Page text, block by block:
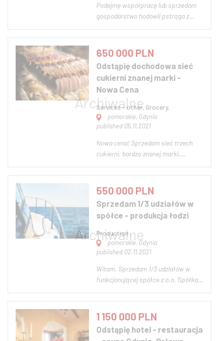
Podejmę współpracę lub sprzedam
gospodarstwo hodowli pstrąga z
pomiędzy Bytowem a Słupskiem w
otulinie Parku Krajobrazowego Rzeki
Słupi. Powstałe na bazie starego
młyna należącego niegdyś do...
650 000 PLN
Odstąpię dochodowa sieć
cukierni znanej marki -
Nowa Cena
Services - other, Grocery,
pomorskie, Gdynia
published 05.11.2021
Nowa cena! Sprzedam sieć trzech
cukierni, bardzo znanej marki.
Posiadają stała bazę klientów i
przynoszą stały dochód. W
najlepszych miesiącach zarobek
ponad 30 tys. złotych....
550 000 PLN
Sprzedam 1/3 udziałów w
spółce - produkcja łodzi
Production ,
pomorskie, Gdynia
published 02.11.2021
Witam, Sprzedam 1/3 udziałów w
funkcjonującej spółce z o.o. Spółka
stocznia kontraktowa produkująca
łodzie na zamówienie innych marek
producenckich. Zainteresowane
1 150 000 PLN
Odstąpię hotel - restauracja